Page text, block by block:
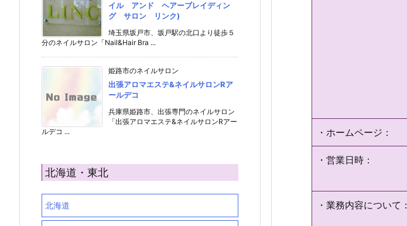
・ホームページ：
・営業日時：
・業務内容について：
イル アンド ヘアーブレイディン
グ サロン リンク)
埼玉県坂戸市、坂戸駅の北口より徒歩５
分のネイルサロン「Nail&Hair Bra ...
姫路市のネイルサロン
出張アロマエステ&ネイルサロンRア
ールデコ
兵庫県姫路市、出張専門のネイルサロン
「出張アロマエステ&ネイルサロンRアー
ルデコ ...
北海道・東北
北海道